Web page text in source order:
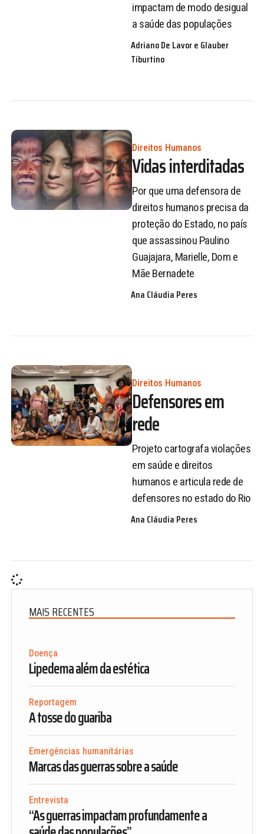
impactam de modo desigual
a saúde das populações
Adriano De Lavor e Glauber
Tiburtino
Direitos Humanos
Vidas interditadas
Por que uma defensora de
direitos humanos precisa da
proteção do Estado, no país
que assassinou Paulino
Guajajara, Marielle, Dom e
Mãe Bernadete
Ana Cláudia Peres
Direitos Humanos
Defensores em
rede
Projeto cartografa violações
em saúde e direitos
humanos e articula rede de
defensores no estado do Rio
Ana Cláudia Peres
MAIS RECENTES
Doença
Lipedema além da estética
Reportagem
A tosse do guariba
Emergências humanitárias
Marcas das guerras sobre a saúde
Entrevista
“As guerras impactam profundamente a